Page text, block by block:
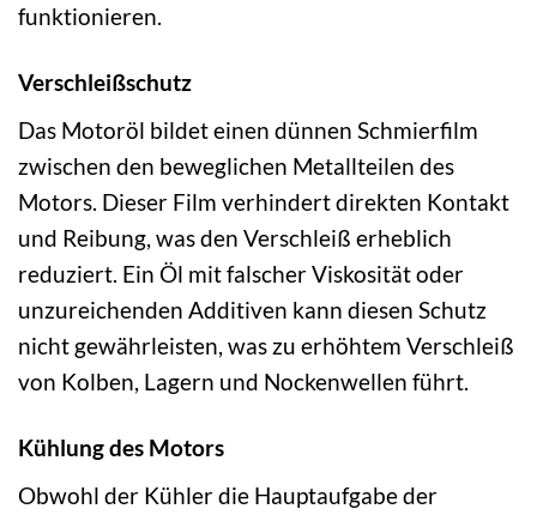
funktionieren.
Verschleißschutz
Das Motoröl bildet einen dünnen Schmierfilm
zwischen den beweglichen Metallteilen des
Motors. Dieser Film verhindert direkten Kontakt
und Reibung, was den Verschleiß erheblich
reduziert. Ein Öl mit falscher Viskosität oder
unzureichenden Additiven kann diesen Schutz
nicht gewährleisten, was zu erhöhtem Verschleiß
von Kolben, Lagern und Nockenwellen führt.
Kühlung des Motors
Obwohl der Kühler die Hauptaufgabe der